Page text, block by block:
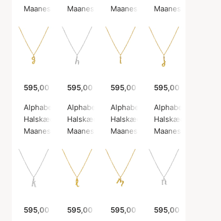
Maanesten
Maanesten
Maanesten
Maanesten
595,00 kr.
Alphabet Necklace G
Halskæde, Guld farve / Forgyldt sølv sterling 925
Maanesten
595,00 kr.
Alphabet Necklace H
Halskæde, Sølv farve / Sølv sterling 925
Maanesten
595,00 kr.
Alphabet Necklace I
Halskæde, Guld farve /
Maanesten
595,00 kr.
Alphabet Necklace
Halskæde, Guld
Maanesten
595,00 kr. 595,00 kr. 595,00 kr. 595,00 kr.